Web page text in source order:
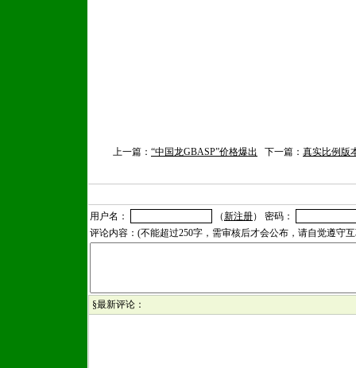
上一篇： “中国龙GBASP”价格爆出 下一篇： 真实比例版
用户名： （新注册） 密码：
评论内容：(不能超过250字，需审核后才会公布，请自觉遵守
§最新评论：